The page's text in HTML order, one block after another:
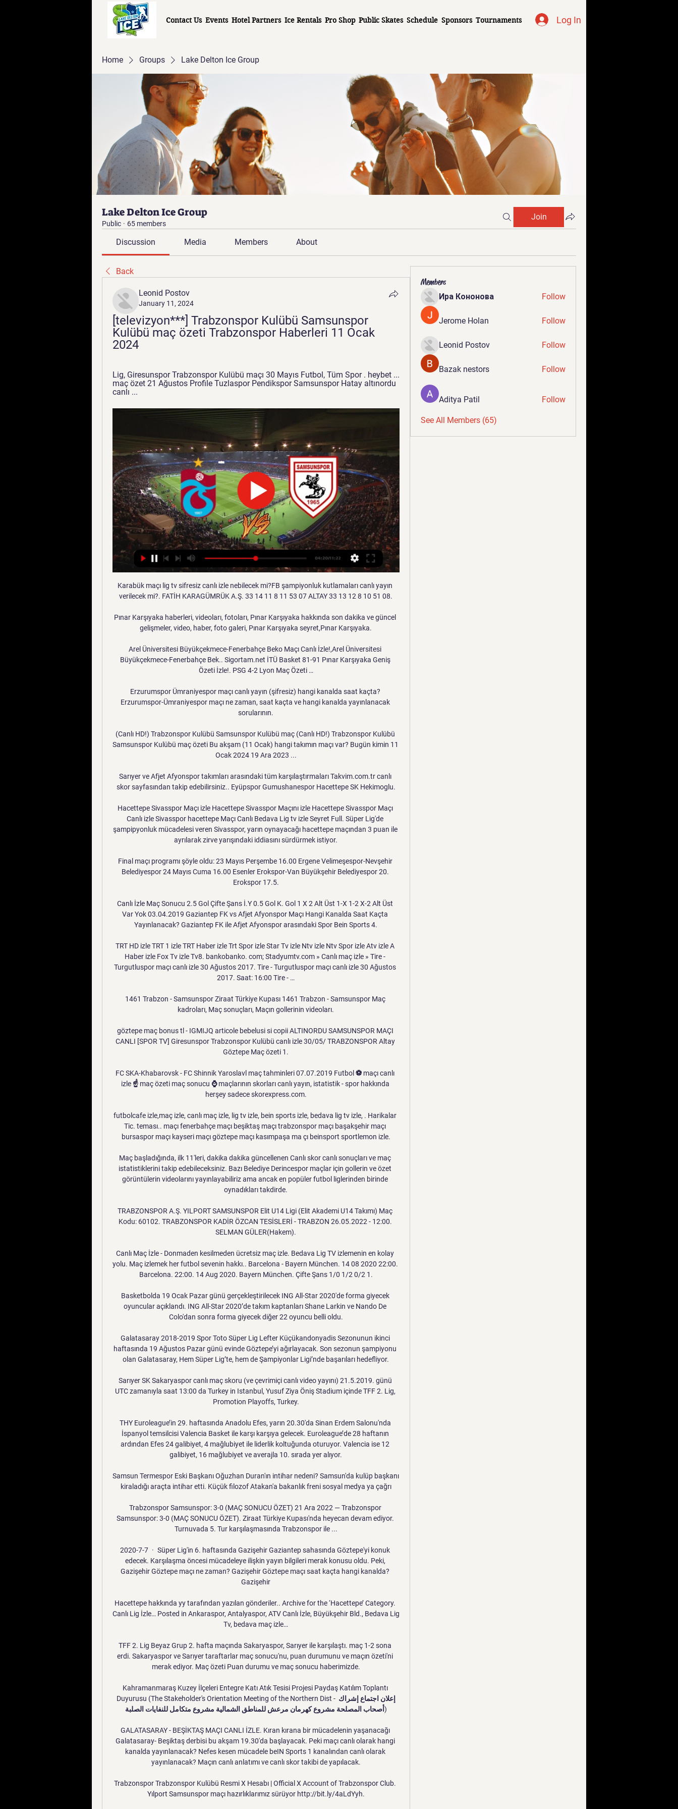
Contact Us Events Hotel Partners Ice Rentals Pro Shop Public Skates Schedule Sponsors Tournaments Log In
Home Groups Lake Delton Ice Group
Lake Delton Ice Group
Public · 65 members
Join
Discussion Media Members About
Back
Leonid Postov
January 11, 2024
[televizyon***] Trabzonspor Kulübü Samsunspor
Kulübü maç özeti Trabzonspor Haberleri 11 Ocak
2024
Lig, Giresunspor Trabzonspor Kulübü maçı 30 Mayıs Futbol, Tüm Spor . heybet ...
maç özet 21 Ağustos Profile Tuzlaspor Pendikspor Samsunspor Hatay altınordu
canlı ...
Karabük maçı lig tv sifresiz canlı izle nebilecek mi?FB şampiyonluk kutlamaları canlı yayın verilecek mi?. FATİH KARAGÜMRÜK A.Ş. 33 14 11 8 11 53 07 ALTAY 33 13 12 8 10 51 08.

Pınar Karşıyaka haberleri, videoları, fotoları, Pınar Karşıyaka hakkında son dakika ve güncel gelişmeler, video, haber, foto galeri, Pınar Karşıyaka seyret,Pınar Karşıyaka.

Arel Üniversitesi Büyükçekmece-Fenerbahçe Beko Maçı Canlı İzle!,Arel Üniversitesi Büyükçekmece-Fenerbahçe Bek.. Sigortam.net İTÜ Basket 81-91 Pınar Karşıyaka Geniş Özeti İzle!. PSG 4-2 Lyon Maç Özeti …

Erzurumspor Ümraniyespor maçı canlı yayın (şifresiz) hangi kanalda saat kaçta? Erzurumspor-Ümraniyespor maçı ne zaman, saat kaçta ve hangi kanalda yayınlanacak sorularının.

(Canlı HD!) Trabzonspor Kulübü Samsunspor Kulübü maç (Canlı HD!) Trabzonspor Kulübü Samsunspor Kulübü maç özeti Bu akşam (11 Ocak) hangi takımın maçı var? Bugün kimin 11 Ocak 2024 19 Ara 2023 ...

Sarıyer ve Afjet Afyonspor takımları arasındaki tüm karşılaştırmaları Takvim.com.tr canlı skor sayfasından takip edebilirsiniz.. Eyüpspor Gumushanespor Hacettepe SK Hekimoglu.

Hacettepe Sivasspor Maçı izle Hacettepe Sivasspor Maçını izle Hacettepe Sivasspor Maçı Canlı izle Sivasspor hacettepe Maçı Canlı Bedava Lig tv izle Seyret Full. Süper Lig'de şampipyonluk mücadelesi veren Sivasspor, yarın oynayacağı hacettepe maçından 3 puan ile ayrılarak zirve yarışındaki iddiasını sürdürmek istiyor.

Final maçı programı şöyle oldu: 23 Mayıs Perşembe 16.00 Ergene Velimeşespor-Nevşehir Belediyespor 24 Mayıs Cuma 16.00 Esenler Erokspor-Van Büyükşehir Belediyespor 20. Erokspor 17.5.

Canlı İzle Maç Sonucu 2.5 Gol Çifte Şans İ.Y 0.5 Gol K. Gol 1 X 2 Alt Üst 1-X 1-2 X-2 Alt Üst Var Yok 03.04.2019 Gaziantep FK vs Afjet Afyonspor Maçı Hangi Kanalda Saat Kaçta Yayınlanacak? Gaziantep FK ile Afjet Afyonspor arasındaki Spor Bein Sports 4.

TRT HD izle TRT 1 izle TRT Haber izle Trt Spor izle Star Tv izle Ntv izle Ntv Spor izle Atv izle A Haber izle Fox Tv izle Tv8. bankobanko. com; Stadyumtv.com » Canlı maç izle » Tire - Turgutluspor maçı canlı izle 30 Ağustos 2017. Tire - Turgutluspor maçı canlı izle 30 Ağustos 2017. Saat: 16:00 Tire - …

1461 Trabzon - Samsunspor Ziraat Türkiye Kupası 1461 Trabzon - Samsunspor Maç kadroları, Maç sonuçları, Maçın gollerinin videoları.

göztepe maç bonus tl - IGMIJQ articole bebelusi si copii ALTINORDU SAMSUNSPOR MAÇI CANLI [SPOR TV] Giresunspor Trabzonspor Kulübü canlı izle 30/05/ TRABZONSPOR Altay Göztepe Maç özeti 1.

FC SKA-Khabarovsk - FC Shinnik Yaroslavl maç tahminleri 07.07.2019 Futbol ⚽ maçı canlı izle ☝ maç özeti maç sonucu ⌚ maçlarının skorları canlı yayın, istatistik - spor hakkında herşey sadece skorexpress.com.

futbolcafe izle,maç izle, canlı maç izle, lig tv izle, bein sports izle, bedava lig tv izle, . Harikalar Tic. teması.. maçı fenerbahçe maçı beşiktaş maçı trabzonspor maçı başakşehir maçı bursaspor maçı kayseri maçı göztepe maçı kasımpaşa ma çı beinsport sportlemon izle.

Maç başladığında, ilk 11'leri, dakika dakika güncellenen Canlı skor canlı sonuçları ve maç istatistiklerini takip edebileceksiniz. Bazı Belediye Derincespor maçlar için gollerin ve özet görüntülerin videolarını yayınlayabiliriz ama ancak en popüler futbol liglerinden birinde oynadıkları takdirde.

TRABZONSPOR A.Ş. YILPORT SAMSUNSPOR Elit U14 Ligi (Elit Akademi U14 Takımı) Maç Kodu: 60102. TRABZONSPOR KADİR ÖZCAN TESİSLERİ - TRABZON 26.05.2022 - 12:00. SELMAN GÜLER(Hakem).

Canlı Maç İzle - Donmaden kesilmeden ücretsiz maç izle. Bedava Lig TV izlemenin en kolay yolu. Maç izlemek her futbol sevenin hakkı.. Barcelona - Bayern München. 14 08 2020 22:00. Barcelona. 22:00. 14 Aug 2020. Bayern München. Çifte Şans 1/0 1/2 0/2 1.

Basketbolda 19 Ocak Pazar günü gerçekleştirilecek ING All-Star 2020'de forma giyecek oyuncular açıklandı. ING All-Star 2020’de takım kaptanları Shane Larkin ve Nando De Colo'dan sonra forma giyecek diğer 22 oyuncu belli oldu.

Galatasaray 2018-2019 Spor Toto Süper Lig Lefter Küçükandonyadis Sezonunun ikinci haftasında 19 Ağustos Pazar günü evinde Göztepe’yi ağırlayacak. Son sezonun şampiyonu olan Galatasaray, Hem Süper Lig’te, hem de Şampiyonlar Ligi’nde başarıları hedefliyor.

Sarıyer SK Sakaryaspor canlı maç skoru (ve çevrimiçi canlı video yayını) 21.5.2019. günü UTC zamanıyla saat 13:00 da Turkey in Istanbul, Yusuf Ziya Öniş Stadium içinde TFF 2. Lig, Promotion Playoffs, Turkey.

THY Euroleague’in 29. haftasında Anadolu Efes, yarın 20.30'da Sinan Erdem Salonu'nda İspanyol temsilcisi Valencia Basket ile karşı karşıya gelecek. Euroleague’de 28 haftanın ardından Efes 24 galibiyet, 4 mağlubiyet ile liderlik koltuğunda oturuyor. Valencia ise 12 galibiyet, 16 mağlubiyet ve averajla 10. sırada yer alıyor.

Samsun Termespor Eski Başkanı Oğuzhan Duran'ın intihar nedeni? Samsun'da kulüp başkanı kiraladığı araçta intihar etti. Küçük filozof Atakan'a bakanlık freni sosyal medya ya çağrı

Trabzonspor Samsunspor: 3-0 (MAÇ SONUCU ÖZET) 21 Ara 2022 — Trabzonspor Samsunspor: 3-0 (MAÇ SONUCU ÖZET). Ziraat Türkiye Kupası'nda heyecan devam ediyor. Turnuvada 5. Tur karşılaşmasında Trabzonspor ile ...

2020-7-7 · Süper Lig'in 6. haftasında Gazişehir Gaziantep sahasında Göztepe'yi konuk edecek. Karşılaşma öncesi mücadeleye ilişkin yayın bilgileri merak konusu oldu. Peki, Gazişehir Göztepe maçı ne zaman? Gazişehir Göztepe maçı saat kaçta hangi kanalda? Gazişehir

Hacettepe hakkında yy tarafından yazılan gönderiler.. Archive for the ‘Hacettepe’ Category. Canlı Lig İzle… Posted in Ankaraspor, Antalyaspor, ATV Canlı İzle, Büyükşehir Bld., Bedava Lig Tv, bedava maç izle…

TFF 2. Lig Beyaz Grup 2. hafta maçında Sakaryaspor, Sarıyer ile karşılaştı. maç 1-2 sona erdi. Sakaryaspor ve Sarıyer taraftarlar maç sonucu'nu, puan durumunu ve maçın özeti'ni merak ediyor. Maç özeti Puan durumu ve maç sonucu haberimizde.

Kahramanmaraş Kuzey İlçeleri Entegre Katı Atık Tesisi Projesi Paydaş Katılım Toplantı Duyurusu (The Stakeholder's Orientation Meeting of the Northern Dist - إعلان اجتماع إشراك أصحاب المصلحة مشروع كهرمان مرعش للمناطق الشمالية مشروع متكامل للنفايات الصلبة)

GALATASARAY - BEŞİKTAŞ MAÇI CANLI İZLE. Kıran kırana bir mücadelenin yaşanacağı Galatasaray- Beşiktaş derbisi bu akşam 19.30'da başlayacak. Peki maçı canlı olarak hangi kanalda yayınlanacak? Nefes kesen mücadele beIN Sports 1 kanalından canlı olarak yayınlanacak? Maçın canlı anlatımı ve canlı skor takibi de yapılacak.

Trabzonspor Trabzonspor Kulübü Resmi X Hesabı | Official X Account of Trabzonspor Club. Yılport Samsunspor maçı hazırlıklarımız sürüyor http://bit.ly/4aLdYyh.

Dostluk yemeğinde biraraya geldiler! 26 Mar 2016 — Trabzonspor Kulübü Başkanı Muherrem Usta ve yönetim kurulu hazırlık maçı oynayacakları Samsunspor un yöneticileriyle yemekte bir araya ...

Planlamaya göre 1. Lig'de 2019-2020 sezonu 16, 17, 18 ve 19 Ağustos'ta yapılacak ilk hafta maçlarıyla başlayacak. Lig etabı, 2 Mayıs 2020'de oynanacak 34. hafta müsabakalarıyla sona erecek.

Adana Demirspor ile Fatih Karagümrük arasındaki TFF 1. Lig play-off finali, 30 Temmuz Perşembe günü saat 21.00'de Ankara Eryaman Stadı'nda oynanacak.

Galatasaray-Beşiktaş Süper Kupa maçı ne zaman,saat kaçta,hangi kanalda? Galatasaray-Beşiktaş Süper Kupa final mücadelesi bu akşam oynanacak.

Grup’ta şampiyonluk mücadelesi veren Kırşehir Belediyespor, Ahi Stadında oynadığı Ofspor maçı sonrası şampiyonluğa bir adım daha yaklaştı. Spor Toto 3. Lig 2. Grup’ta şampiyonluk mücadelesi veren Kırşehir Belediyespor, Ahi Stadında oynadığı Ofspor maçı sonrası şampiyonluğa bir adım daha yaklaştı. Samsun.

BORSAGUNDEM.COM. Hisseleri Borsa İstanbul'da işlem gören, Süper Lig'in 3 dev ekibi Fenerbahçe, Beşiktaş ve Galatasaray bilanço açıkladı. 30 Kasım 2019 tarihli 6 aylık konsolide bilanço verilerine göre, 3 kulüp arasında Beşiktaş zarar eden tek takım oldu.

ING Basketbol Süper Ligi'nde 22. hafta heyecanı yarın, 8 ve 9 Mart'ta oynanacak maçlarla yaşanacak. Haftanın açılış müsabakasında Pınar Karşıyaka ile Bahçeşehir Koleji İzmir'de.

by Eurohoops Team / info@eurohoops.net Bu sezon transferde çok agresif bir görüntü çizen Anadolu Efes, kısa rotasyonunu da önemli bir hamleyle tamamlayarak Shane Larkin’i renklerine bağladı.. Rodrigue Beaubois, Vasilije Micic, Adrien Moerman, James Anderson’ın ardından Anadolu Efes‘in beşinci yabancı transferi olan Shane Larkin kimdir?

Montreal Impact-Dc United - Takvim canlı skor. Major League Soccer Birleşik Futbol Ligi Carolina Challenge Kupası Çöl Elması Kupası MLS All Star Maçı NASL National Premier Soccer League.

Gazişehir Gaziantep FK Galatasaray beIN SPORTS 1 maçı canlı izle İki takım arasındaki zorlu mücadele öncesinde milyonlarca taraftar karşılaşmayı izlemenin yollarını arıyor. Gazişehir Gaziantep FK Galatasaray maçı internetten canlı yayın seçeneği ile izlenebilmektedir.

SAMSUNSPOR TRABZONSPOR - Maç Detayları SAMSUNSPOR TRABZONSPOR - Türkiye Futbol Federasyonu Resmi İnternet Sitesi - Milli Takımlar, Süper Lig, Puan cetveli, Fikstür,TFF 1. Lig, TFF 2. Lig, TFF 3.

Karaköprü Tokatspor Hazırlıklarına Moralli Başladı. Haliliye Gümüşhane Torul Gençlik Spor’u Mağlup Etti.. TGRT Haber TV - Canlı Yayın İzle. Habertürk TV Canlı Yayın HD. Kral Pop TV - HD Canlı Yayın. A Haber Canlı İzle. CNN TÜRK Canlı İzle.

tire 1922 transfer haberi, tire 1922 transfer haberleri, tire 1922 transfer hakkında haberler, tire 1922 transfer son dakika, tire 1922 transfer, haber

Türkiye Kupası 3. Tur maçında Fatih Karagümrük Vefa stadında Göztepe'yi konuk etti. Göztepe, Fatih Karagümrük karşısında 3-0 skor ile kazandı. GÖZ golleri: Umut Nayir, Prince Segbefia, Leroy George. İşte Fatih Karagümrük Göztepe maçının geniş özeti ve golleri. 27 Ekim 2016 Perşembe

in 17.haftasında Adanaspor Fatih Karagümrük ile karşı karşıya geliyor. Maça saatler kala futbol seveler Adanaspor Fatih Karagümrük maçı saat kaçta, hangi kanalda? sorusunun yanıtını araştırmaya başladı.

Giresunspor - Büyükşehir Belediye Erzurumspor 19.04.2020 00:00 Ekol Göz Menemenspor - Adanaspor A.Ş. 19.04.2020 00:00 Osmanlispor Futbol Kulübü - Cesar
Members
Ира Кононова Follow
Jerome Holan Follow
Leonid Postov Follow
Bazak nestors Follow
Aditya Patil Follow
See All Members (65)